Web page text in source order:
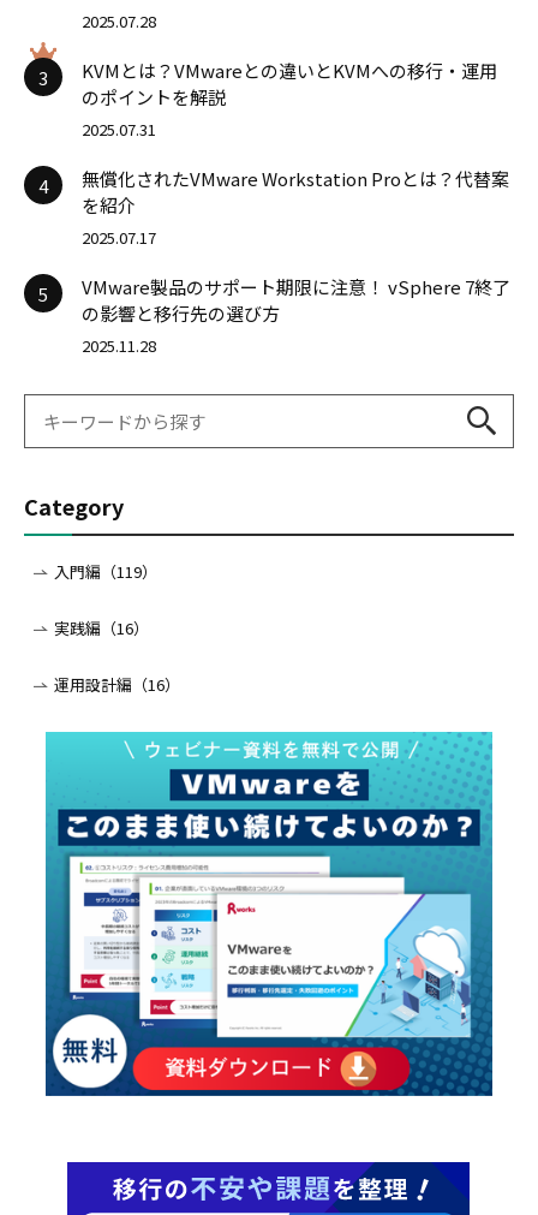
2025.07.28
3
KVMとは？VMwareとの違いとKVMへの移行・運用
のポイントを解説
2025.07.31
4
無償化されたVMware Workstation Proとは？代替案
を紹介
2025.07.17
5
VMware製品のサポート期限に注意！ vSphere 7終了
の影響と移行先の選び方
2025.11.28
Category
入門編（119）
実践編（16）
運用設計編（16）